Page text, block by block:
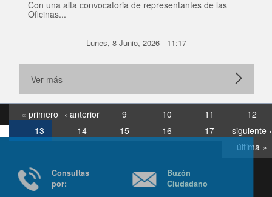
Con una alta convocatoria de representantes de las
Oficinas...
Lunes, 8 Junio, 2026 - 11:17
Ver más
« primero ‹ anterior 9 10 11
12
13
14 15 16 17
siguiente ›
última »
Consultas
Buzón
Ciudadano